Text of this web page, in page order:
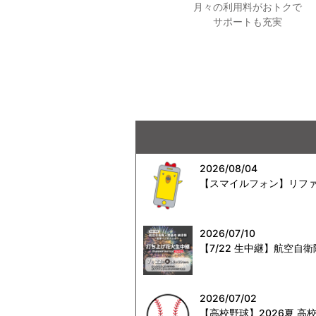
月々の利用料がおトクで
サポートも充実
2026/08/04
【スマイルフォン】リ
2026/07/10
【7/22 生中継】航空自
2026/07/02
【高校野球】2026夏 高